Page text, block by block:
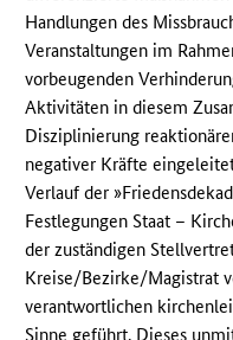
Handlungen des
Veranstaltungen im
vorbeugenden
Aktivitäten in diesem
Disziplinierung
negativer Kräfte
Verlauf der
Festlegungen Staat –
der zuständigen
Kreise/Bezirke/Magistrat
verantwortlichen
Sinne geführt. Dieses